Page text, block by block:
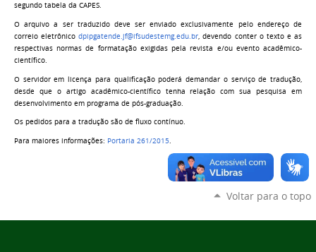
segundo tabela da CAPES.
O arquivo a ser traduzido deve ser enviado exclusivamente pelo endereço de
correio eletrônicodpipgatende.jf@ifsudestemg.edu.br, devendo conter o texto e as
respectivas normas de formatação exigidas pela revista e/ou evento acadêmico-
científico.
O servidor em licença para qualificação poderá demandar o serviço de tradução,
desde que o artigo acadêmico-científico tenha relação com sua pesquisa em
desenvolvimento em programa de pós-graduação
Os pedidos para a tradução são de fluxo contínuo.
Para maiores informações: Portaria 261/2015.
Voltar para o topo